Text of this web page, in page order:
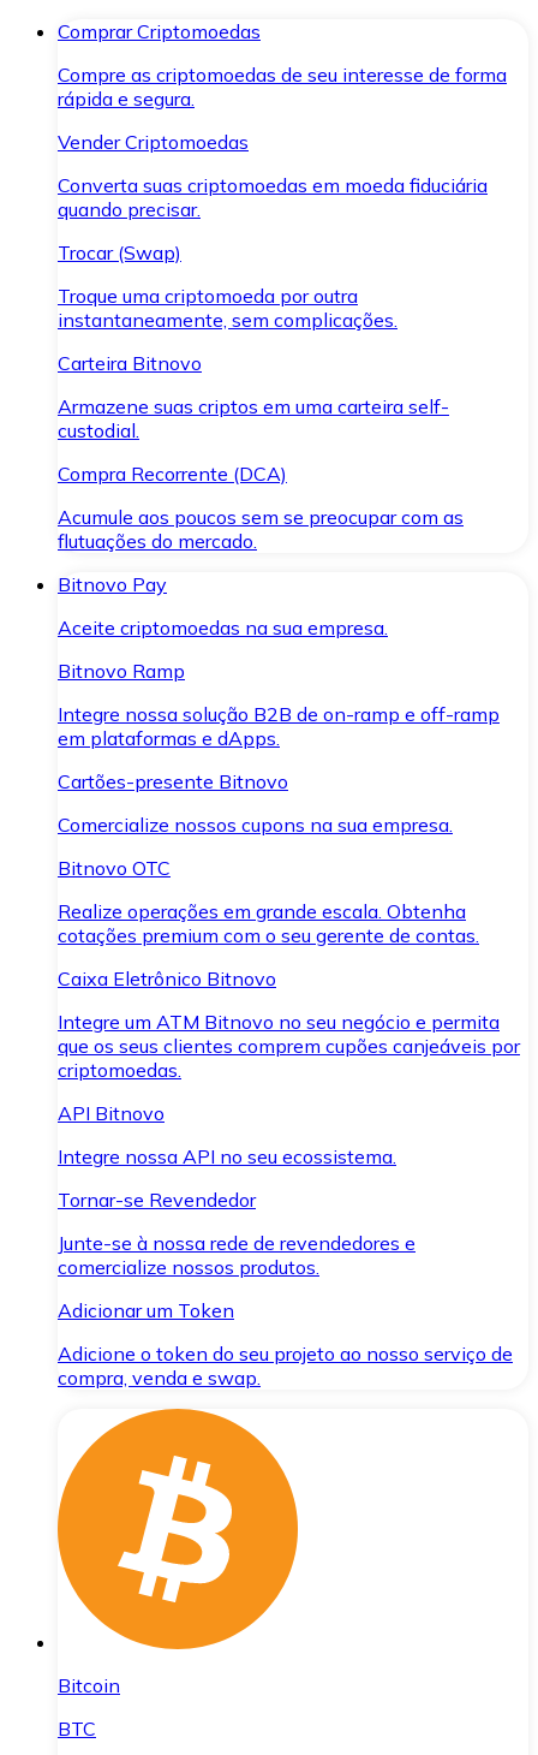
Comprar Criptomoedas
Compre as criptomoedas de seu interesse de forma
rápida e segura.
Vender Criptomoedas
Converta suas criptomoedas em moeda fiduciária
quando precisar.
Trocar (Swap)
Troque uma criptomoeda por outra
instantaneamente, sem complicações.
Carteira Bitnovo
Armazene suas criptos em uma carteira self-
custodial.
Compra Recorrente (DCA)
Acumule aos poucos sem se preocupar com as
flutuações do mercado.
Bitnovo Pay
Aceite criptomoedas na sua empresa.
Bitnovo Ramp
Integre nossa solução B2B de on-ramp e off-ramp
em plataformas e dApps.
Cartões-presente Bitnovo
Comercialize nossos cupons na sua empresa.
Bitnovo OTC
Realize operações em grande escala. Obtenha
cotações premium com o seu gerente de contas.
Caixa Eletrônico Bitnovo
Integre um ATM Bitnovo no seu negócio e permita
que os seus clientes comprem cupões canjeáveis por
criptomoedas.
API Bitnovo
Integre nossa API no seu ecossistema.
Tornar-se Revendedor
Junte-se à nossa rede de revendedores e
comercialize nossos produtos.
Adicionar um Token
Adicione o token do seu projeto ao nosso serviço de
compra, venda e swap.
Bitcoin
BTC